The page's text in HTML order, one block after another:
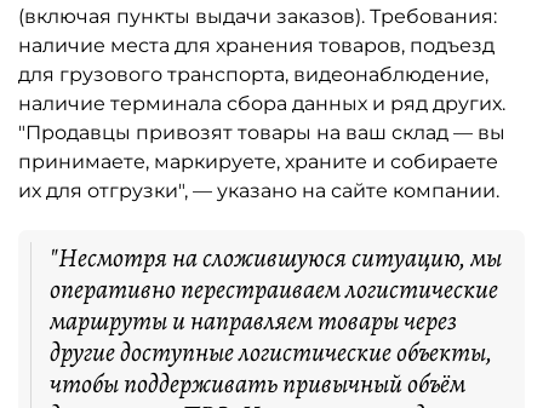
(включая пункты выдачи заказов). Требования:
наличие места для хранения товаров, подъезд
для грузового транспорта, видеонаблюдение,
наличие терминала сбора данных и ряд других.
"Продавцы привозят товары на ваш склад — вы
принимаете, маркируете, храните и собираете
их для отгрузки", — указано на сайте компании.
"Несмотря на сложившуюся ситуацию, мы
оперативно перестраиваем логистические
маршруты и направляем товары через
другие доступные логистические объекты,
чтобы поддерживать привычный объём